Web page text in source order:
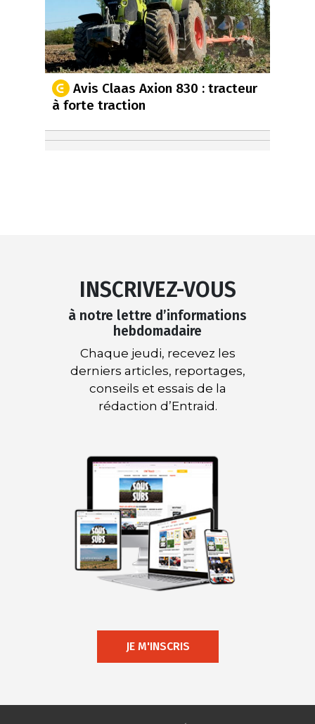
Avis Claas Axion 830 : tracteur
à forte traction
INSCRIVEZ-VOUS
à notre lettre d’informations
hebdomadaire
Chaque jeudi, recevez les
derniers articles, reportages,
conseils et essais de la
rédaction d’Entraid.
JE M'INSCRIS